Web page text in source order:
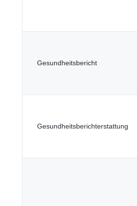
Gesundheitsbericht
Gesundheitsberichterstattung